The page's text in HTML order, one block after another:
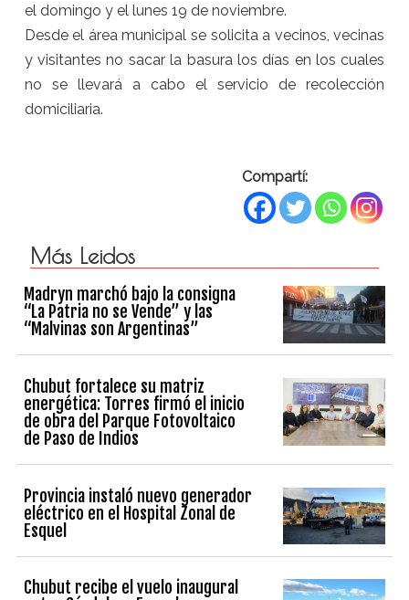
el domingo y el lunes 19 de noviembre.
Desde el área municipal se solicita a vecinos, vecinas
y visitantes no sacar la basura los días en los cuales
no se llevará a cabo el servicio de recolección
domiciliaria.
Compartí:
Más Leidos
Madryn marchó bajo la consigna
“La Patria no se Vende” y las
“Malvinas son Argentinas”
Chubut fortalece su matriz
energética: Torres firmó el inicio
de obra del Parque Fotovoltaico
de Paso de Indios
Provincia instaló nuevo generador
eléctrico en el Hospital Zonal de
Esquel
Chubut recibe el vuelo inaugural